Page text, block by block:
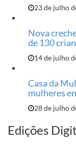
23 de julho
Nova
de 130
14 de julho
Casa da
mulheres
28 de julho
Edições